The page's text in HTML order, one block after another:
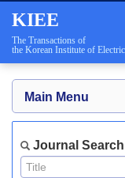
KIEE
The Transactions of
the Korean Institute of
Main Menu
Journal Search